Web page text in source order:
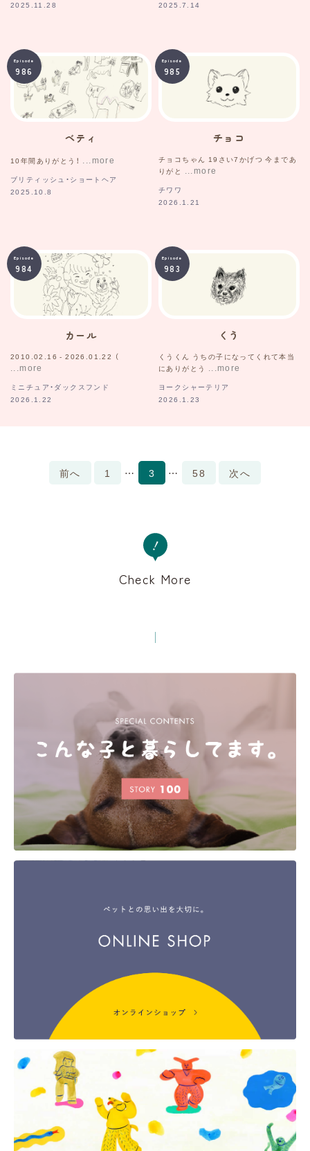
2025.11.28 2025.7.14
Episode
986
ベティ
10年間ありがとう！
ブリティッシュ・ショートヘア
2025.10.8
Episode
985
チョコ
チョコちゃん 19さい7かげつ 今まであ
りがと
チワワ
2026.1.21
Episode
984
カール
2010.02.16 - 2026.01.22 （
ミニチュア・ダックスフンド
2026.1.22
Episode
983
くう
くうくん うちの子になってくれて本当
にありがとう
ヨークシャーテリア
2026.1.23
前へ 1 … 3 … 58 次へ
Check More